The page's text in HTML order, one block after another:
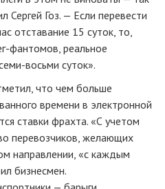
Сергей Гоз. — Если перевести
отставание 15 суток, то,
фантомов, реальное
восьми суток».
что чем больше
времени в электронной
ставки фрахта. «С учетом
перевозчиков, желающих
направлении, «с каждым
бизнесмен.